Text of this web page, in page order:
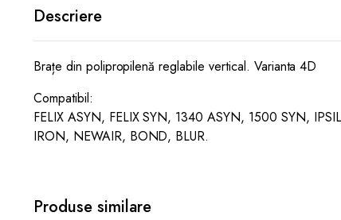
Descriere
Brațe din polipropilenă reglabile vertical. Varianta 4D
Compatibil:
FELIX ASYN, FELIX SYN, 1340 ASYN, 1500 SYN,
IRON, NEWAIR, BOND, BLUR.
Produse similare